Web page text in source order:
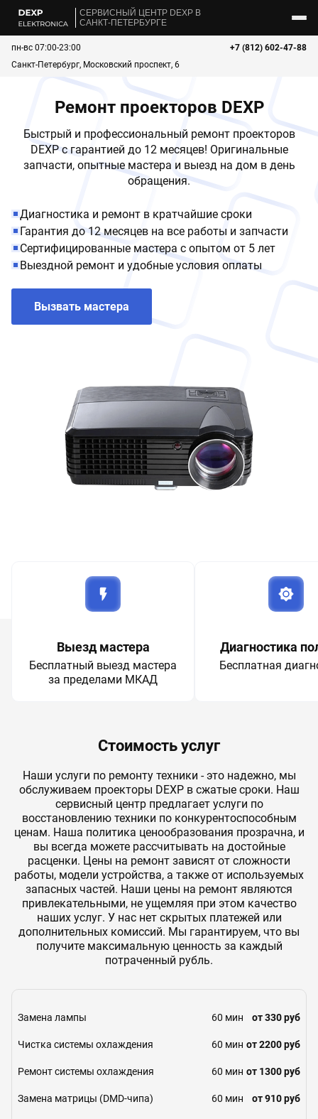
CЕРВИСНЫЙ ЦЕНТР DEXP В
САНКТ-ПЕТЕРБУРГЕ
+7 (812) 602-47-88
пн-вс 07:00-23:00
Санкт-Петербург, Московский проспект, 6
Ремонт проекторов DEXP
Быстрый и профессиональный ремонт проекторов
DEXP с гарантией до 12 месяцев! Оригинальные
запчасти, опытные мастера и выезд на дом в день
обращения.
Диагностика и ремонт в кратчайшие сроки
Гарантия до 12 месяцев на все работы и запчасти
Сертифицированные мастера с опытом от 5 лет
Выездной ремонт и удобные условия оплаты
Вызвать мастера
Выезд мастера
Бесплатный выезд мастера
за пределами МКАД
Диагностика
Бесплатная
Стоимость услуг
Наши услуги по ремонту техники - это надежно, мы
обслуживаем проекторы DEXP в сжатые сроки. Наш
сервисный центр предлагает услуги по
восстановлению техники по конкурентоспособным
ценам. Наша политика ценообразования прозрачна, и
вы всегда можете рассчитывать на достойные
расценки. Цены на ремонт зависят от сложности
работы, модели устройства, а также от используемых
запасных частей. Наши цены на ремонт являются
привлекательными, не ущемляя при этом качество
наших услуг. У нас нет скрытых платежей или
дополнительных комиссий. Мы гарантируем, что вы
получите максимальную ценность за каждый
потраченный рубль.
Замена лампы 60 мин от 330 руб
Чистка системы охлаждения 60 мин от 2200 руб
Ремонт системы охлаждения 60 мин от 1300 руб
Замена матрицы (DMD-чипа) 60 мин от 910 руб